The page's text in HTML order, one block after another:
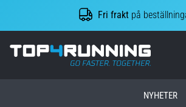
Fri frakt på
NYHETER